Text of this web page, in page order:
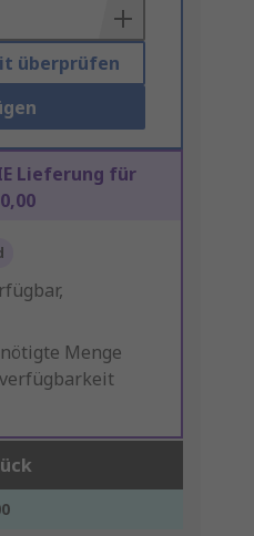
überprüfen
Lieferung für
Menge